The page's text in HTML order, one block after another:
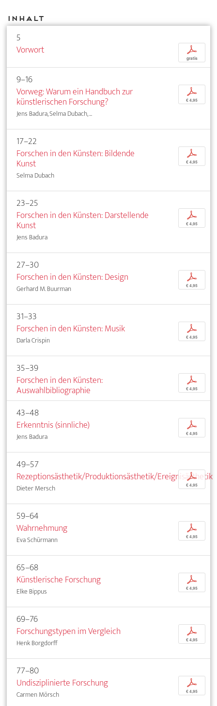
Inhalt
5
Vorwort
p
gratis
9–16
Vorweg: Warum ein Handbuch zur
künstlerischen Forschung?
Jens Badura, Selma Dubach, ...
p
€ 4,95
17–22
Forschen in den Künsten: Bildende
Kunst
Selma Dubach
p
€ 4,95
23–25
Forschen in den Künsten: Darstellende
Kunst
Jens Badura
p
€ 4,95
27–30
Forschen in den Künsten: Design
Gerhard M. Buurman
p
€ 4,95
31–33
Forschen in den Künsten: Musik
Darla Crispin
p
€ 4,95
35–39
Forschen in den Künsten:
Auswahlbibliographie
p
€ 4,95
43–48
Erkenntnis (sinnliche)
Jens Badura
p
€ 4,95
49–57
Rezeptionsästhetik/Produktionsästhetik/Ereignisästhetik
Dieter Mersch
p
€ 4,95
59–64
Wahrnehmung
Eva Schürmann
p
€ 4,95
65–68
Künstlerische Forschung
Elke Bippus
p
€ 4,95
69–76
Forschungstypen im Vergleich
Henk Borgdorff
p
€ 4,95
77–80
Undisziplinierte Forschung
Carmen Mörsch
p
€ 4,95